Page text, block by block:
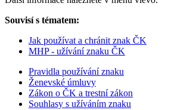
Souvisí s tématem:
Jak používat a chránit znak ČK
MHP - užívání znaku ČK
Pravidla používání znaku
Ženevské úmluvy
Zákon o ČK a trestní zákon
Souhlasy s užíváním znaku